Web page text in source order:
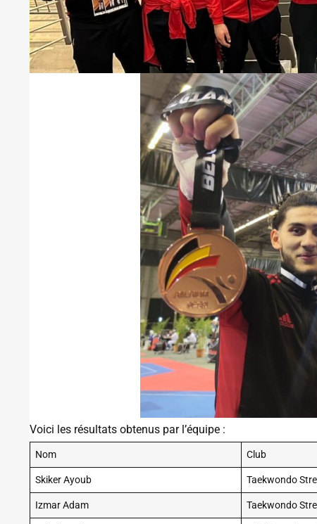
Voici les résultats obtenus par l’équipe :
Nom Club
Skiker Ayoub Taekwondo
Izmar Adam Taekwondo